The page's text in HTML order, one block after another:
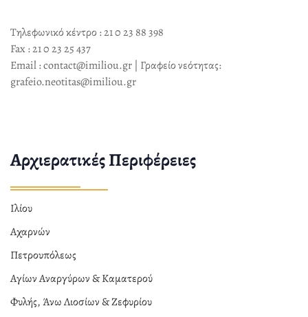
Τηλεφωνικό κέντρο : 21 0 23 88 398
Fax : 21 0 23 25 437
Email : contact@imiliou.gr | Γραφείο νεότητας:
grafeio.neotitas@imiliou.gr
Αρχιερατικές Περιφέρειες
Ιλίου
Αχαρνών
Πετρουπόλεως
Αγίων Αναργύρων & Καματερού
Φυλής, Άνω Λιοσίων & Ζεφυρίου